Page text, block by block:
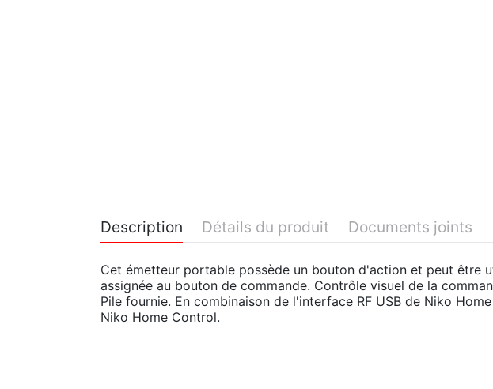
Description Détails du produit Documents joints
Cet émetteur portable possède un bouton d'action et peut être
assignée au bouton de commande. Contrôle visuel de la
Pile fournie. En combinaison de l'interface RF USB de Niko
Niko Home Control.